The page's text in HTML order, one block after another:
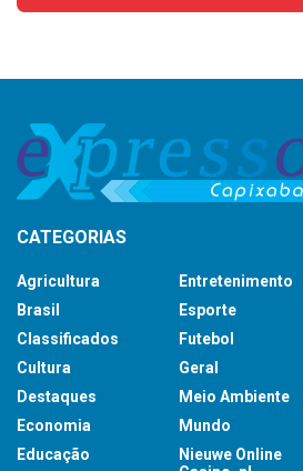
CATEGORIAS
Agricultura
Brasil
Classificados
Cultura
Destaques
Economia
Educação
Entretenimento
Esporte
Futebol
Geral
Meio Ambiente
Mundo
Nieuwe Online